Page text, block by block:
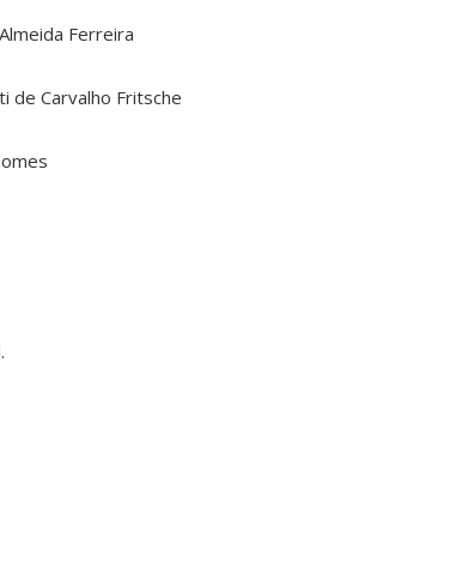
Ferreira
de Carvalho Fritsche